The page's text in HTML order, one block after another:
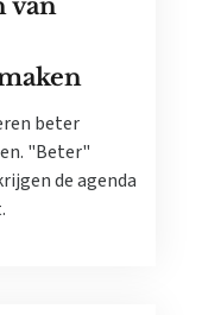
van
beter
"Beter"
de agenda